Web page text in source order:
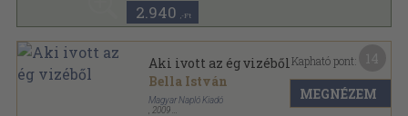
2.940 ,-Ft
Aki ivott az ég vizéből
Bella István
Magyar Napló Kiadó
2009
Kapható pont:
MEGNÉZEM